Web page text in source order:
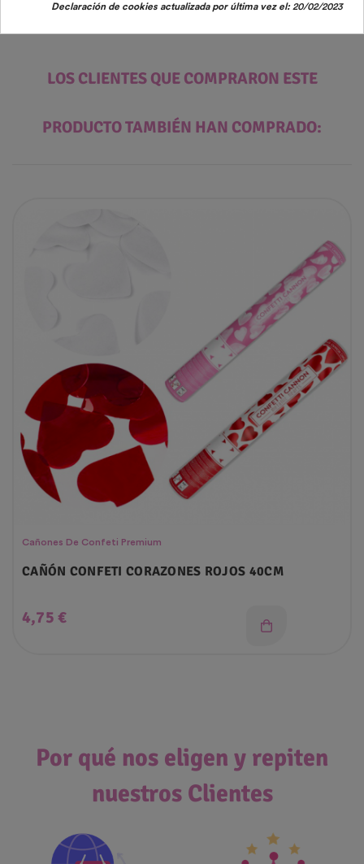
LOS CLIENTES QUE COMPRARON ESTE
PRODUCTO TAMBIÉN HAN COMPRADO:
Cañones De Confeti Premium
CAÑÓN CONFETI CORAZONES ROJOS 40CM
Precio
4,75 €
Por qué nos eligen y repiten
nuestros Clientes
Declaración de cookies actualizada por última vez el:20/02/2023